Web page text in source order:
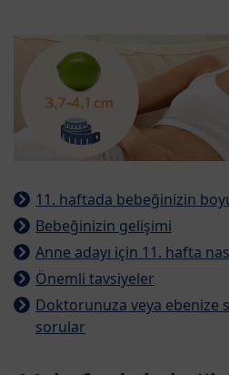
11. haftada bebeğinizin
Bebeğinizin gelişimi
Anne adayı için 11. hafta
Önemli tavsiyeler
Doktorunuza veya ebenize
sorular